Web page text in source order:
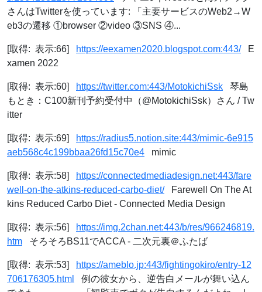
さんはTwitterを使っています: 「主要サービスのWeb2→W
eb3の遷移 ①browser ②video ③SNS ④...
[取得: 表示:66] https://eexamen2020.blogspot.com:443/E
xamen 2022
[取得: 表示:60] https://twitter.com:443/MotokichiSsk 琴島
もとき：C100新刊予約受付中（@MotokichiSsk）さん / Tw
itter
[取得: 表示:69]
https://radius5.notion.site:443/mimic-6e915
aeb568c4c199bbaa26fd15c70e4 mimic
[取得: 表示:58]
https://connectedmediadesign.net:443/fare
well-on-the-atkins-reduced-carbo-diet/Farewell On The At
kins Reduced Carbo Diet - Connected Media Design
[取得: 表示:56]
https://img.2chan.net:443/b/res/966246819.
htm そろそろBS11でACCA - 二次元裏＠ふたば
[取得: 表示:53]
https://ameblo.jp:443/fightingokiro/entry-12
706176305.html
例の彼女から、逆告白メールが舞い込ん